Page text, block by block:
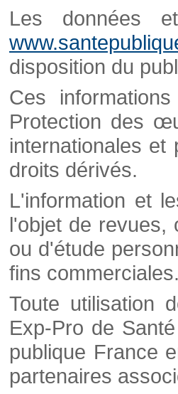
Les données
disposition du
Ces
Protection des
internationales
droits dérivés.
L'information et
l'objet de revues,
ou d'étude
fins commerciales.
Toute utilisation
Exp-Pro de
publique France
partenaires